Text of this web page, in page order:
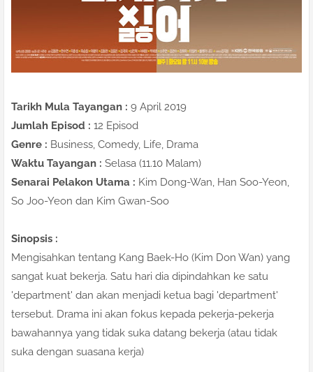
Tarikh Mula Tayangan : 9 April 2019
Jumlah Episod : 12 Episod
Genre : Business, Comedy, Life, Drama
Waktu Tayangan : Selasa (11.10 Malam)
Senarai Pelakon Utama : Kim Dong-Wan, Han Soo-Yeon,
So Joo-Yeon dan Kim Gwan-Soo
Sinopsis :
Mengisahkan tentang Kang Baek-Ho (Kim Don Wan) yang
sangat kuat bekerja. Satu hari dia dipindahkan ke satu
'department' dan akan menjadi ketua bagi 'department'
tersebut. Drama ini akan fokus kepada pekerja-pekerja
bawahannya yang tidak suka datang bekerja (atau tidak
suka dengan suasana kerja)